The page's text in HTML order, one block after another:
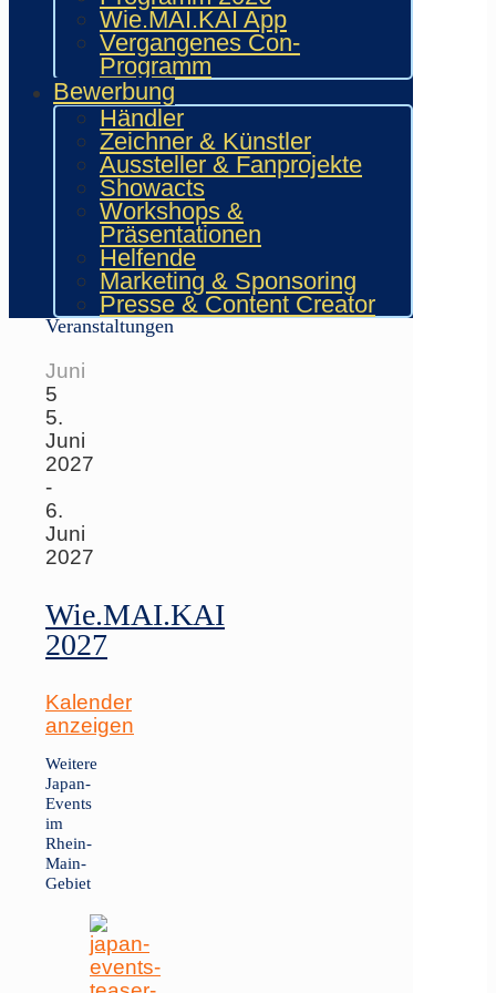
Wie.MAI.KAI App
Vergangenes Con-
Programm
Bewerbung
Händler
Zeichner & Künstler
Aussteller & Fanprojekte
Showacts
Workshops &
Präsentationen
Helfende
Marketing & Sponsoring
Presse & Content Creator
Kommende
Veranstaltungen
Juni
5
5.
Juni
2027
-
6.
Juni
2027
Wie.MAI.KAI
2027
Kalender
anzeigen
Weitere
Japan-
Events
im
Rhein-
Main-
Gebiet